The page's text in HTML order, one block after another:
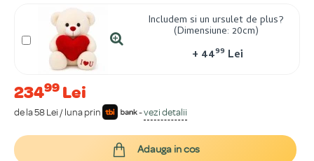
23499 Lei
de la 58 Lei / luna prin -vezi detalii
Includem si un ursulet de plus?
(Dimensiune: 20cm)
+ 4499 Lei
Adauga in cos